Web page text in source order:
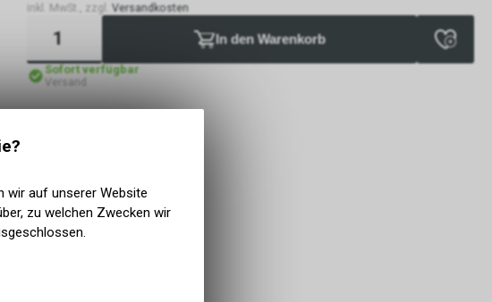
inkl. MwSt., zzgl. Versandkosten
In den Warenkorb
Sofort verfügbar
Versand
wir auf unserer Website
zu welchen Zwecken wir